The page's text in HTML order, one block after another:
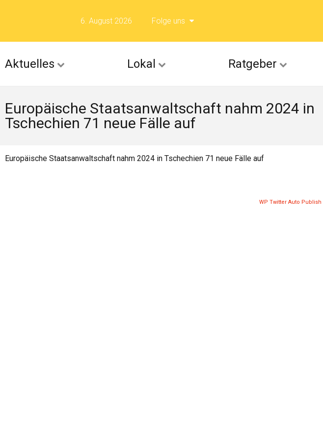
6. August 2026 Folge uns
Folge uns auf Flickr
Folge uns auf Issuu
Aktuelles Lokal Ratgeber
Europäische Staatsanwaltschaft nahm 2024 in
Tschechien 71 neue Fälle auf
Europäische Staatsanwaltschaft nahm 2024 in Tschechien 71 neue Fälle auf
WP Twitter Auto Publish